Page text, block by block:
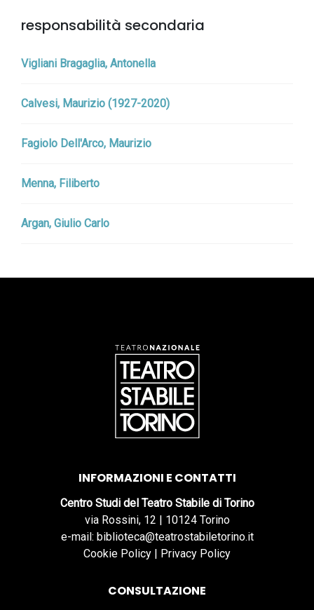
responsabilità secondaria
Vigliani Bragaglia, Antonella
Calvesi, Maurizio (1927-2020)
Fagiolo Dell'Arco, Maurizio
Menna, Filiberto
Argan, Giulio Carlo
INFORMAZIONI E CONTATTI
Centro Studi del Teatro Stabile di Torino
via Rossini, 12 | 10124 Torino
e-mail: biblioteca@teatrostabiletorino.it
Cookie Policy | Privacy Policy
CONSULTAZIONE